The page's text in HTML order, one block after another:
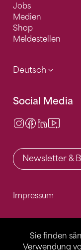
Sie finden
Verwendung
Jobs
Medien
Shop
Meldestellen
Deutsch
Social Media
Instagram
Facebook
LinkedIn
Newsletter &
Impressum